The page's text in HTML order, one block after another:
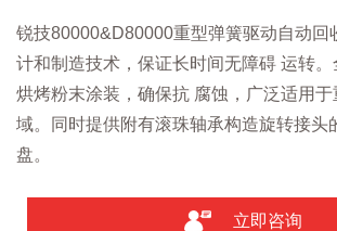
锐技80000&D80000重型弹簧驱动自动回
计和制造技术，保证长时间无障碍 运转
烘烤粉末涂装，确保抗 腐蚀，广泛适用
域。同时提供附有滚珠轴承构造旋转接头
盘。
立即咨询